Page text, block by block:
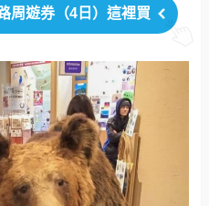
周遊券（4日）這裡買